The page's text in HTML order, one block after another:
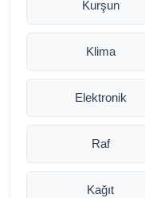
Kurşun
Klima
Elektronik
Raf
Kağıt